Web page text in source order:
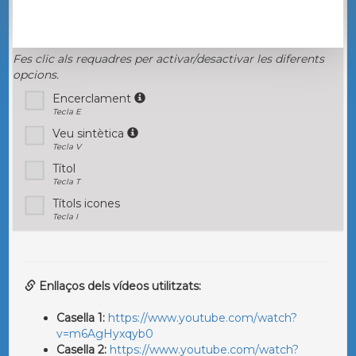
Fes clic als requadres per activar/desactivar les diferents
opcions.
Encerclament
Tecla E
Veu sintètica
Tecla V
Títol
Tecla T
Títols icones
Tecla I
Enllaços dels vídeos utilitzats:
Casella 1: https://www.youtube.com/watch?
v=m6AgHyxqyb0
Casella 2: https://www.youtube.com/watch?